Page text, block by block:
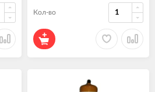
Кол-во